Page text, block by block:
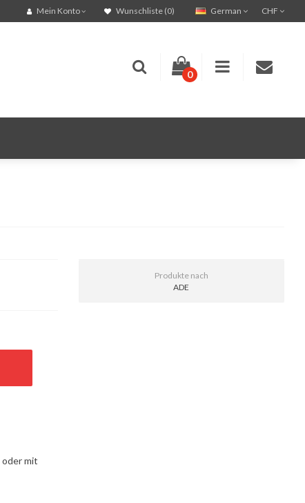
CHF
German
Mein Konto Wunschliste (0)
0
oder mit
Produkte nach
ADE